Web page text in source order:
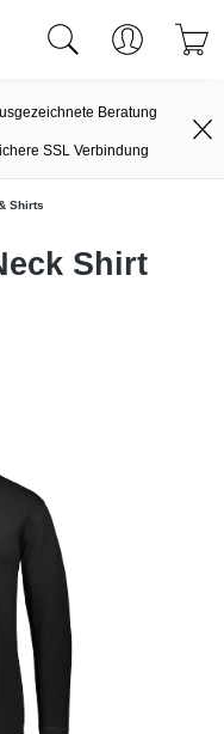
Beratung
SSL Verbindung
Shirts
Shirt